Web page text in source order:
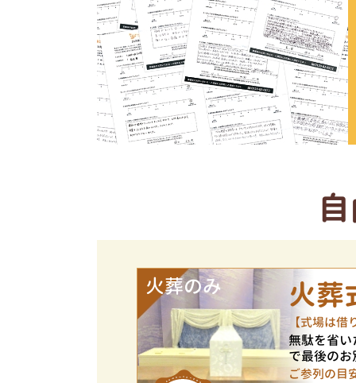
火葬のみ 火葬
【式場は
無駄を省
で最後の
ご参列の目